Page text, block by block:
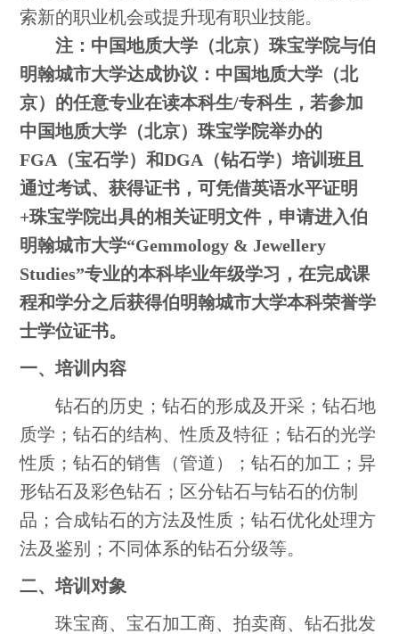
索新的职业机会或提升现有职业技能。
注： 中国地质大学（北京）珠宝学院与伯
明翰城市大学达成协议：中国地质大学（北
京）的任意专业在读本科生/专科生，若参加
中国地质大学（北京）珠宝学院举办的
FGA（宝石学）和DGA（钻石学）培训班且
通过考试、获得证书，可凭借英语水平证明
+珠宝学院出具的相关证明文件，申请进入伯
明翰城市大学“Gemmology & Jewellery
Studies”专业的本科毕业年级学习，在完成课
程和学分之后获得伯明翰城市大学本科荣誉学
士学位证书。
一、培训内容
钻石的历史；钻石的形成及开采；钻石地
质学；钻石的结构、性质及特征；钻石的光学
性质；钻石的销售（管道）；钻石的加工；异
形钻石及彩色钻石；区分钻石与钻石的仿制
品；合成钻石的方法及性质；钻石优化处理方
法及鉴别；不同体系的钻石分级等。
二、培训对象
珠宝商、宝石加工商、拍卖商、钻石批发